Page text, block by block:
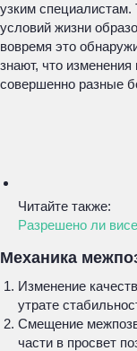
узким специалистам.
условий жизни
вовремя это
знают, что
совершенно разные
Читайте также:
Разрешено ли
Механика
Изменение
утрате
Смещение
части в просвет